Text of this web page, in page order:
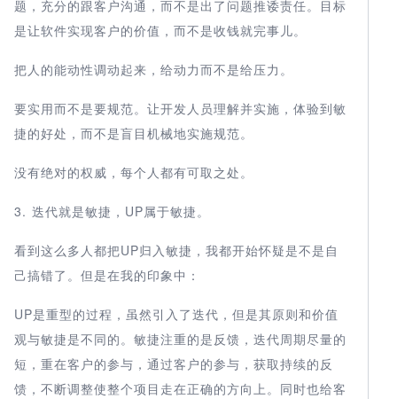
题，充分的跟客户沟通，而不是出了问题推诿责任。目标
是让软件实现客户的价值，而不是收钱就完事儿。
把人的能动性调动起来，给动力而不是给压力。
要实用而不是要规范。让开发人员理解并实施，体验到敏
捷的好处，而不是盲目机械地实施规范。
没有绝对的权威，每个人都有可取之处。
3. 迭代就是敏捷，UP属于敏捷。
看到这么多人都把UP归入敏捷，我都开始怀疑是不是自
己搞错了。但是在我的印象中：
UP是重型的过程，虽然引入了迭代，但是其原则和价值
观与敏捷是不同的。敏捷注重的是反馈，迭代周期尽量的
短，重在客户的参与，通过客户的参与，获取持续的反
馈，不断调整使整个项目走在正确的方向上。同时也给客